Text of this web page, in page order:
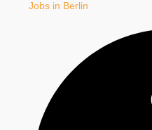
Jobs in Berlin